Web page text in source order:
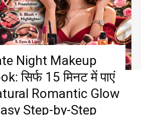
Night Makeup
सिर्फ 15 मिनट में पाएं
Romantic Glow
Step-by-Step